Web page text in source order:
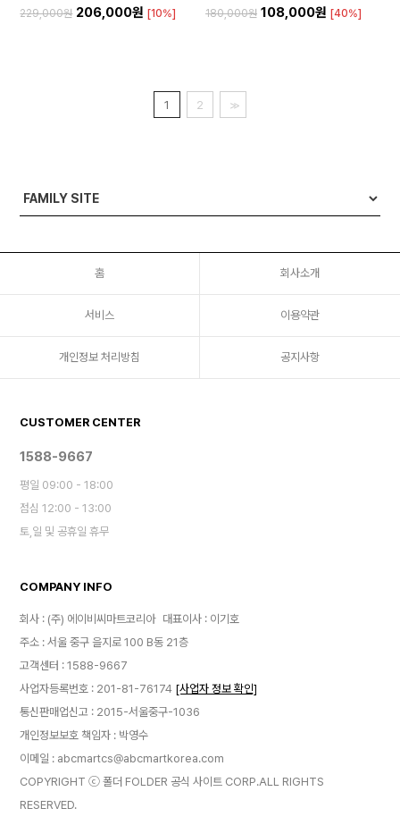
229,000원 206,000원 [10%] 180,000원 108,000원 [40%]
1 2 >>
홈 회사소개
서비스 이용약관
개인정보 처리방침 공지사항
CUSTOMER CENTER
1588-9667
평일 09:00 - 18:00
점심 12:00 - 13:00
토,일 및 공휴일 휴무
COMPANY INFO
회사 : (주) 에이비씨마트코리아 대표이사 : 이기호
주소 : 서울 중구 을지로 100 B동 21층
고객센터 : 1588-9667
사업자등록번호 : 201-81-76174 [사업자 정보 확인]
통신판매업신고 : 2015-서울중구-1036
개인정보보호 책임자 : 박영수
이메일 : abcmartcs@abcmartkorea.com
COPYRIGHT ⓒ 폴더 FOLDER 공식 사이트 CORP.ALL RIGHTS
RESERVED.